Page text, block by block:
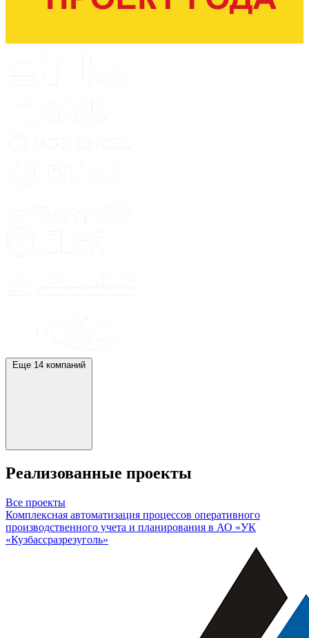
Реализованные проекты
Все проекты
Комплексная автоматизация процессов оперативного
производственного учета и планирования в АО «УК
«Кузбассразрезуголь»